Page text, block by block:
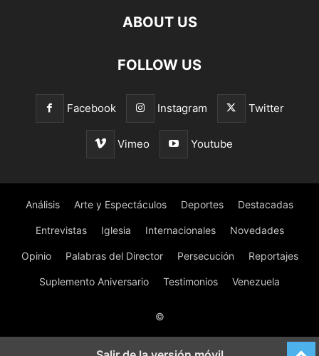
ABOUT US
FOLLOW US
Facebook Instagram Twitter
Vimeo Youtube
Análisis Arte y Espectáculos Deportes Destacadas
Entrevistas Iglesia Internacionales Novedades
Opinio Palabras del Director Persecución Reportajes
Suplemento Aniversario Testimonios Venezuela
©